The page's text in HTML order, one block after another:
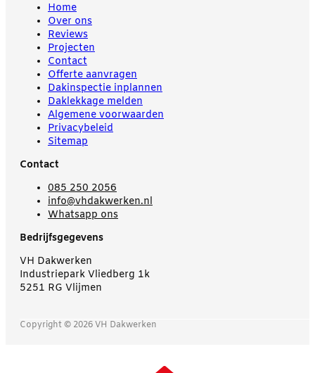
Home
Over ons
Reviews
Projecten
Contact
Offerte aanvragen
Dakinspectie inplannen
Daklekkage melden
Algemene voorwaarden
Privacybeleid
Sitemap
Contact
085 250 2056
info@vhdakwerken.nl
Whatsapp ons
Bedrijfsgegevens
VH Dakwerken
Industriepark Vliedberg 1k
5251 RG Vlijmen
Copyright © 2026 VH Dakwerken